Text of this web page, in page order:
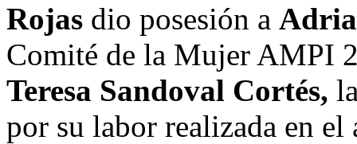
Rojas dio posesión a
Comité de la Mujer AMPI
Teresa Sandoval Cortés,
por su labor realizada en